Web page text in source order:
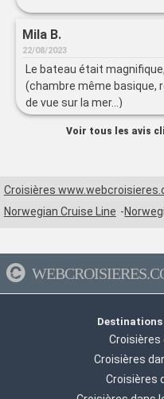
Mila B.
22/08/2023
Le bateau était
(chambre même basique,
de vue sur la mer…)
Voir tous les avis
Croisières
Norwegian Cruise Line
Croisières
Croisières
Croisières